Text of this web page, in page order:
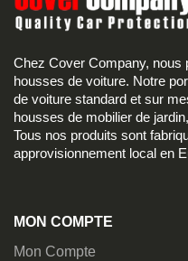
Chez Cover Company, nous
housses de voiture. Notre
de voiture standard et sur
housses de mobilier de
Tous nos produits sont
approvisionnement local en
MON COMPTE
Mon Compte